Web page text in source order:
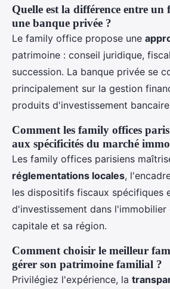
Quelle est la différence entre un
une banque privée ?
Le family office propose une
patrimoine : conseil juridique,
succession. La banque privée se
principalement sur la gestion
produits d'investissement
Comment les family offices
aux spécificités du marché
Les family offices parisiens
réglementations locales,
les dispositifs fiscaux spécifiques
d'investissement dans
capitale et sa région.
Comment choisir le meilleur
gérer son patrimoine familial ?
Privilégiez l'expérience, la